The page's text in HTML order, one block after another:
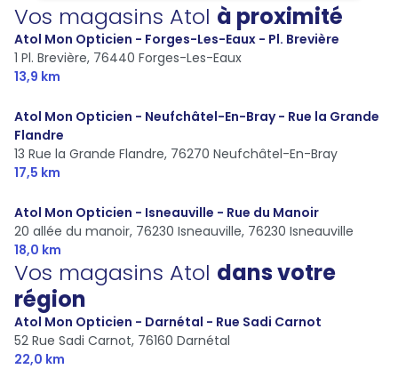
Vos magasins Atol à proximité
Atol Mon Opticien - Forges-Les-Eaux - Pl. Brevière
1 Pl. Brevière, 76440 Forges-Les-Eaux
13,9 km
Atol Mon Opticien - Neufchâtel-En-Bray - Rue la Grande
Flandre
13 Rue la Grande Flandre, 76270 Neufchâtel-En-Bray
17,5 km
Atol Mon Opticien - Isneauville - Rue du Manoir
20 allée du manoir, 76230 Isneauville, 76230 Isneauville
18,0 km
Vos magasins Atol dans votre
région
Atol Mon Opticien - Darnétal - Rue Sadi Carnot
52 Rue Sadi Carnot, 76160 Darnétal
22,0 km